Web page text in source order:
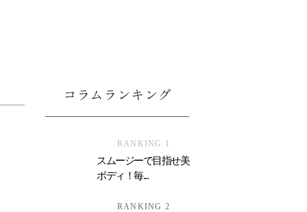
コラムランキング
RANKING 1
スムージーで目指せ美
ボディ！毎...
RANKING 2